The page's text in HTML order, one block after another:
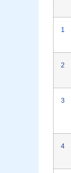
1
2
3
4